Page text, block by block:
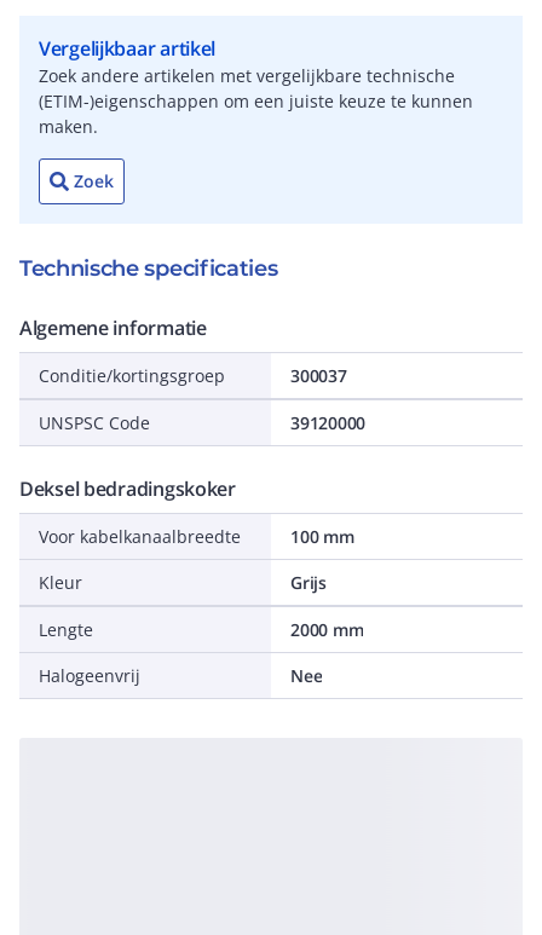
Vergelijkbaar artikel
Zoek andere artikelen met vergelijkbare technische
(ETIM-)eigenschappen om een juiste keuze te kunnen
maken.
Zoek
Technische specificaties
Algemene informatie
Conditie/kortingsgroep 300037
UNSPSC Code 39120000
Deksel bedradingskoker
Voor kabelkanaalbreedte
100 mm
Kleur
Grijs
Lengte
2000 mm
Halogeenvrij
Nee